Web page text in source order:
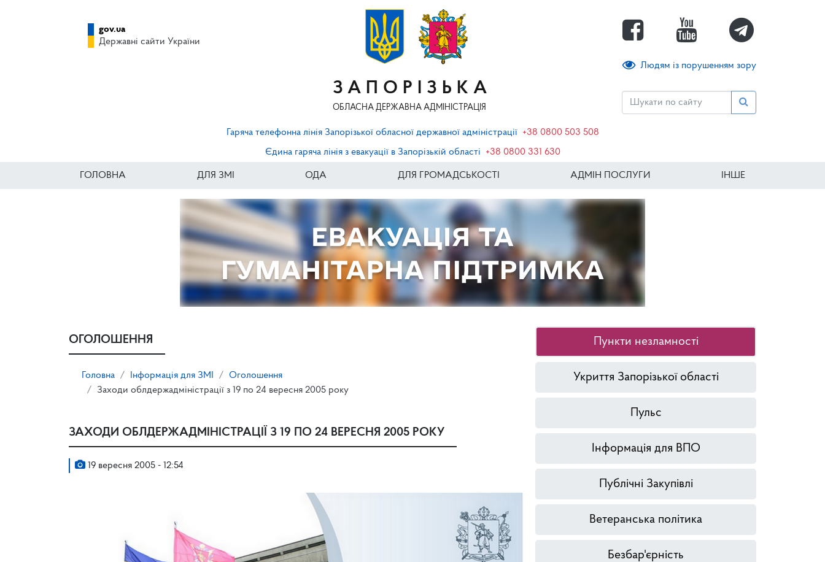
ЗАПОРІЗЬКА
ОБЛАСНА ДЕРЖАВНА АДМІНІСТРАЦІЯ
Людям із порушенням зору
gov.ua
Державні сайти України
Гаряча телефонна лінія Запорізької обласної державної адміністрації +38 0800 503 508
Єдина гаряча лінія з евакуації в Запорізькій області
+38 0800 331 630
ГОЛОВНА ДЛЯ ЗМІ ОДА ДЛЯ ГРОМАДСЬКОСТІ АДМІН ПОСЛУГИ ІНШЕ
ОГОЛОШЕННЯ
Головна Інформація для ЗМІ
Оголошення
Заходи облдержадміністрації з 19 по 24 вересня 2005 року
ЗАХОДИ ОБЛДЕРЖАДМІНІСТРАЦІЇ З 19 ПО 24 ВЕРЕСНЯ 2005 РОКУ
19 вересня 2005 - 12:54
Пункти незламності
Укриття Запорізької області
Пульс
Інформація для ВПО
Публічні Закупівлі
Ветеранська політика
Безбар'єрність